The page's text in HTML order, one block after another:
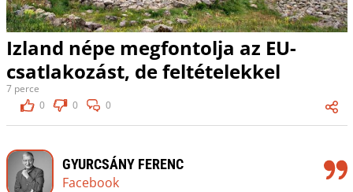
Izland népe megfontolja az EU-
csatlakozást, de feltételekkel
7 perce
0
0 0
GYURCSÁNY FERENC
Facebook